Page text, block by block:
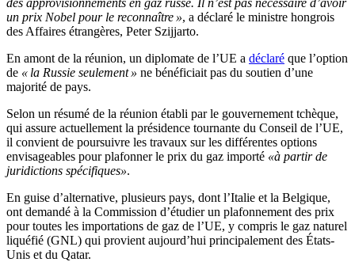
des approvisionnements en gaz russe. Il n’est pas nécessaire d’avoir
un prix Nobel pour le reconnaître », a déclaré le ministre hongrois
des Affaires étrangères, Peter Szijjarto.
En amont de la réunion, un diplomate de l’UE a déclaré que l’option
de « la Russie seulement » ne bénéficiait pas du soutien d’une
majorité de pays.
Selon un résumé de la réunion établi par le gouvernement tchèque,
qui assure actuellement la présidence tournante du Conseil de l’UE,
il convient de poursuivre les travaux sur les différentes options
envisageables pour plafonner le prix du gaz importé «à partir de
juridictions spécifiques».
En guise d’alternative, plusieurs pays, dont l’Italie et la Belgique,
ont demandé à la Commission d’étudier un plafonnement des prix
pour toutes les importations de gaz de l’UE, y compris le gaz naturel
liquéfié (GNL) qui provient aujourd’hui principalement des États-
Unis et du Qatar.